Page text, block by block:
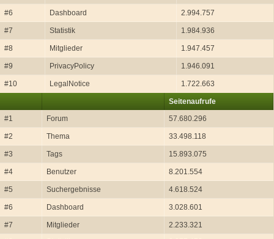
#6 Dashboard 2.994.757
#7 Statistik 1.984.936
#8 Mitglieder 1.947.457
#9 PrivacyPolicy 1.946.091
#10 LegalNotice 1.722.663
Seitenaufrufe
#1 Forum 57.680.296
#2 Thema 33.498.118
#3 Tags 15.893.075
#4 Benutzer 8.201.554
#5 Suchergebnisse 4.618.524
#6 Dashboard 3.028.601
#7 Mitglieder 2.233.321